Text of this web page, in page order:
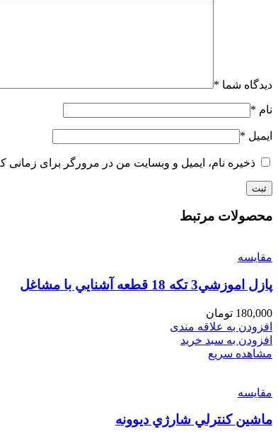
دیدگاه شما *
نام *
ایمیل *
ذخیره نام، ایمیل و وبسایت من در مرورگر برای زمانی
محصولات مرتبط
مقایسه
پازل اموزشي3 تكه 18 قطعه آشنايي با مشاغل
180,000 تومان
افزودن به علاقه مندی
افزودن به سبد خرید
مشاهده سریع
مقایسه
ماشين كنترلي شارژي ديوونه